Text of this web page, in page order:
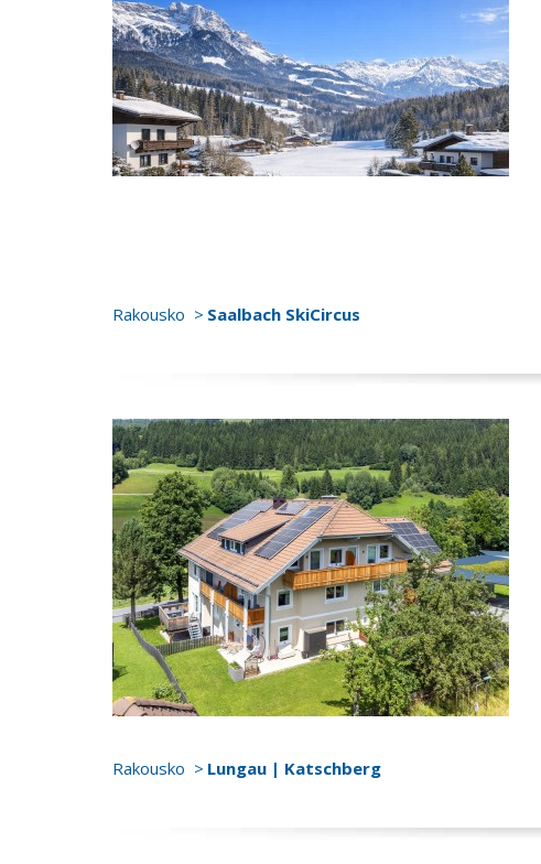
Rakousko Saalbach SkiCircus
Rakousko Lungau | Katschberg